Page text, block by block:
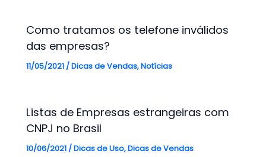
Como tratamos os telefone inválidos
das empresas?
11/05/2021 /Dicas de Vendas,Notícias
Listas de Empresas estrangeiras com
CNPJ no Brasil
10/06/2021 /Dicas de Uso,Dicas de Vendas